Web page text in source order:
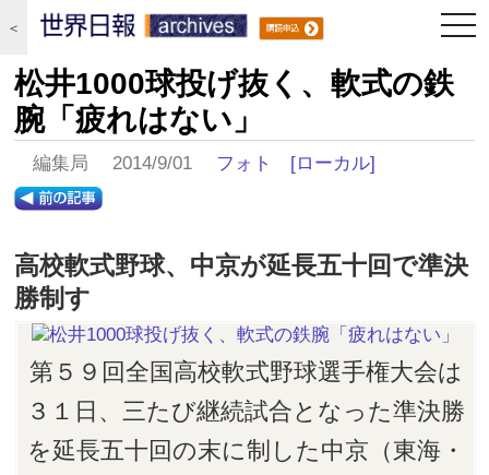
＜
松井1000球投げ抜く、軟式の鉄
腕「疲れはない」
編集局 2014/9/01 フォト [ローカル]
高校軟式野球、中京が延長五十回で準決
勝制す
第５９回全国高校軟式野球選手権大会は
３１日、三たび継続試合となった準決勝
を延長五十回の末に制した中京（東海・